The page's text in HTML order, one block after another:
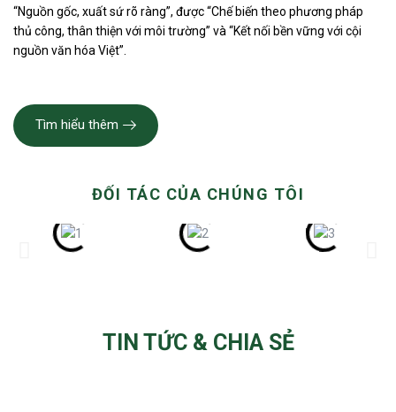
“Nguồn gốc, xuất sứ rõ ràng”, được “Chế biến theo phương pháp
thủ công, thân thiện với môi trường” và “Kết nối bền vững với cội
nguồn văn hóa Việt”.
Tìm hiểu thêm
ĐỐI TÁC CỦA CHÚNG TÔI
TIN TỨC & CHIA SẺ